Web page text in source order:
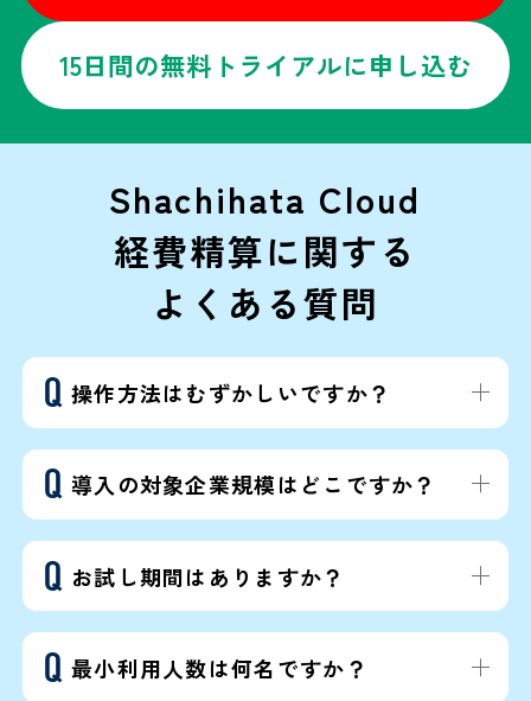
15日間の無料トライアルに申し込む
Shachihata Cloud
経費精算に関する
よくある質問
操作方法はむずかしいですか？
導入の対象企業規模はどこですか？
お試し期間はありますか？
最小利用人数は何名ですか？